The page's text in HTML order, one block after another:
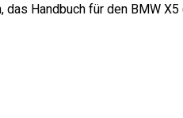
das Handbuch für den BMW